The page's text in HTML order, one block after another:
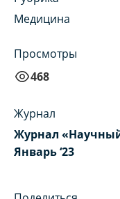
Медицина
Просмотры
468
Журнал
Журнал
Январь ‘23